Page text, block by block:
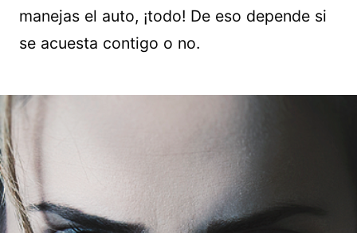
manejas el auto, ¡todo! De eso depende si
se acuesta contigo o no.